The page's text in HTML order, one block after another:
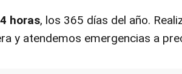
horas, los 365 días del año.
y atendemos emergencias a